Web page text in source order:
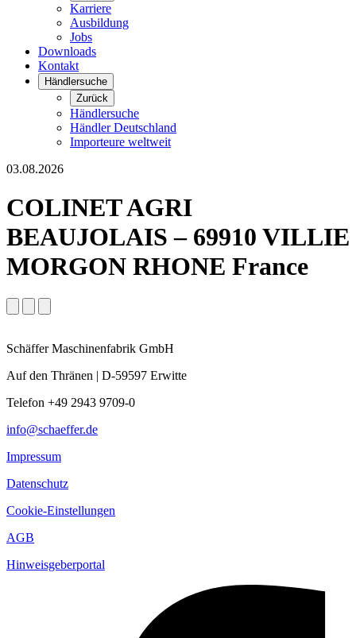
Karriere
Ausbildung
Jobs
Downloads
Kontakt
Händlersuche
Zurück
Händlersuche
Händler Deutschland
Importeure weltweit
03.08.2026
COLINET AGRI
BEAUJOLAIS – 69910 VILLIE
MORGON RHONE France
Schäffer Maschinenfabrik GmbH
Auf den Thränen | D-59597 Erwitte
Telefon +49 2943 9709-0
info@schaeffer.de
Impressum
Datenschutz
Cookie-Einstellungen
AGB
Hinweisgeberportal